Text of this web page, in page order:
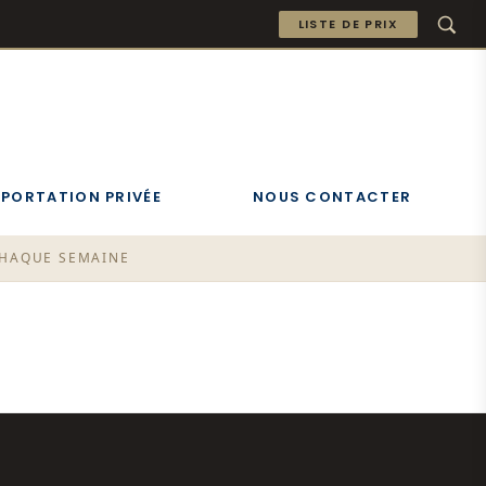
LISTE DE PRIX
PRIVÉE NOUS CONTACTER
SEMAINE